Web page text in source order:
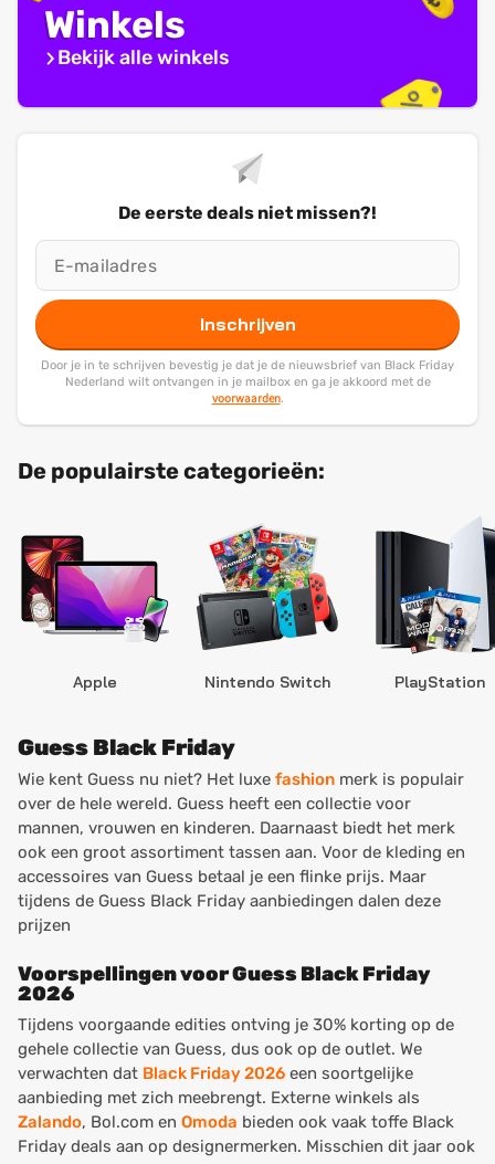
Winkels
Bekijk alle winkels
De eerste deals niet missen?!
Inschrijven
Door je in te schrijven bevestig je dat je de nieuwsbrief van Black Friday
Nederland wilt ontvangen in je mailbox en ga je akkoord met de
voorwaarden.
De populairste categorieën:
Apple Nintendo Switch PlayStation
Guess Black Friday
Wie kent Guess nu niet? Het luxe fashion merk is populair
over de hele wereld. Guess heeft een collectie voor
mannen, vrouwen en kinderen. Daarnaast biedt het merk
ook een groot assortiment tassen aan. Voor de kleding en
accessoires van Guess betaal je een flinke prijs. Maar
tijdens de Guess Black Friday aanbiedingen dalen deze
prijzen
Voorspellingen voor Guess Black Friday
2026
Tijdens voorgaande edities ontving je 30% korting op de
gehele collectie van Guess, dus ook op de outlet. We
verwachten dat Black Friday 2026 een soortgelijke
aanbieding met zich meebrengt. Externe winkels als
Zalando, Bol.com en Omoda bieden ook vaak toffe Black
Friday deals aan op designermerken. Misschien dit jaar ook